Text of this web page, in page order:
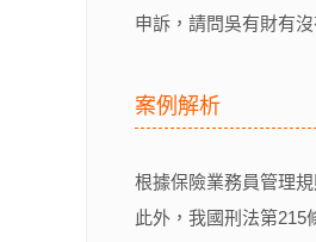
申訴，請問吳有財有
案例解析
根據保險業務員管理
此外，我國刑法第215